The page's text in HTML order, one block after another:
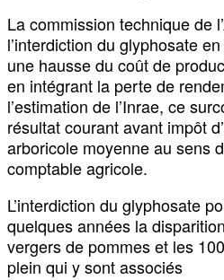
La commission technique de
l’interdiction du glyphosate
une hausse du coût de
en intégrant la perte de
l’estimation de l’Inrae, ce
résultat courant avant impôt
arboricole moyenne au sens
comptable agricole.
L’interdiction du glyphosate
quelques années la
vergers de pommes et les
plein qui y sont associés